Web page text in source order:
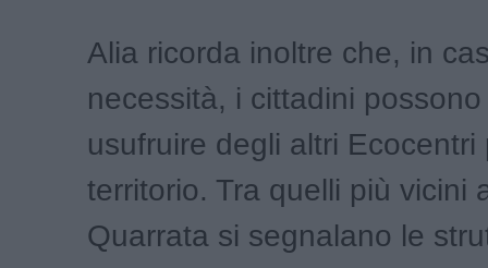
Alia ricorda inoltre che, in
necessità, i cittadini
usufruire degli altri Ecocentri
territorio. Tra quelli più vicini
Quarrata si segnalano le